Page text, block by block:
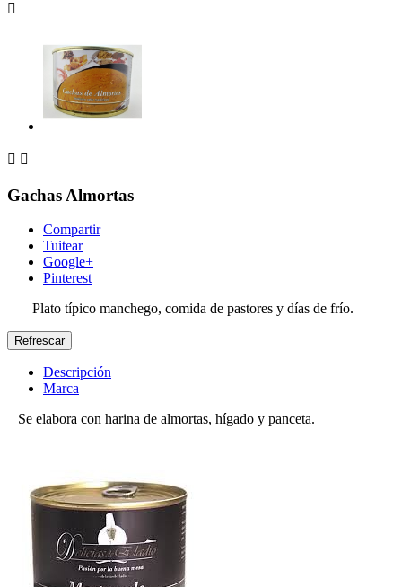

 
Gachas Almortas
Compartir
Tuitear
Google+
Pinterest
Plato típico manchego, comida de pastores y días de frío.
Descripción
Marca
Se elabora con harina de almortas, hígado y panceta.